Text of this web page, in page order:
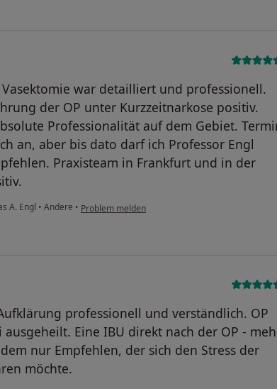
war detailliert und professionell.
der OP unter Kurzzeitnarkose positiv.
Professionalität auf dem Gebiet.
an, aber bis dato darf ich Professor Engl
Praxisteam in Frankfurt und in der
A. Engl • Andere • Problem melden
professionell und verständlich. OP
Eine IBU direkt nach der OP -
nur Empfehlen, der sich den Stress der
möchte.